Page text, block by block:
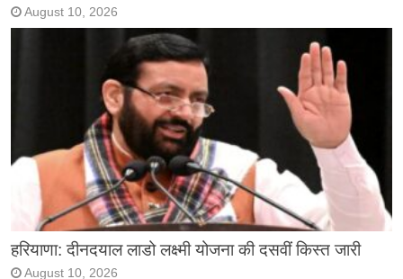
August 10, 2026
हरियाणा: दीनदयाल लाडो लक्ष्मी योजना की दसवीं किस्त जारी
August 10, 2026